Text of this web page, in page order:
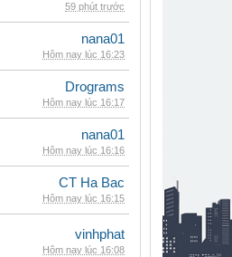
59 phút trước
nana01
Hôm nay lúc 16:23
Drograms
Hôm nay lúc 16:17
nana01
Hôm nay lúc 16:16
CT Ha Bac
Hôm nay lúc 16:15
vinhphat
Hôm nay lúc 16:08